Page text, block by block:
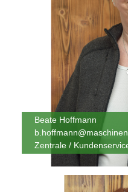
Beate Hoffmann
Zentrale /